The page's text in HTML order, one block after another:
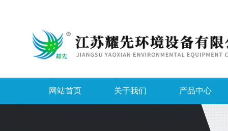
网站首页 关于我们 产品中心